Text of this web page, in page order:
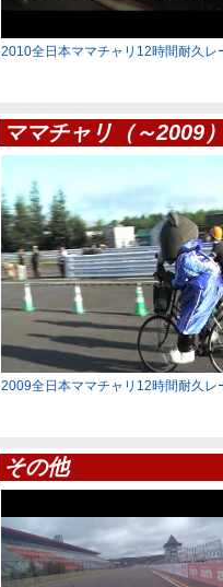
2010全日本ママチャリ12時間耐久レ
ママチャリ（～2009
2009全日本ママチャリ12時間耐久レ
その他